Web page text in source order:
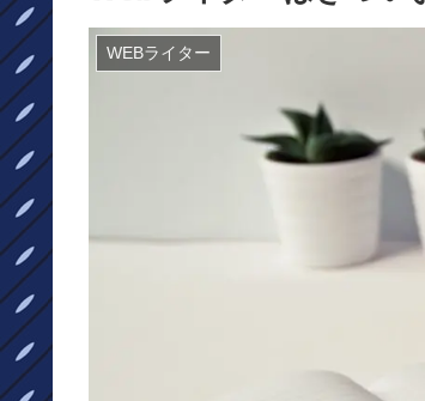
WEBライター